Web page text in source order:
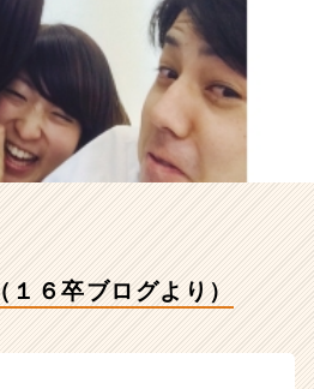
６卒ブログより）